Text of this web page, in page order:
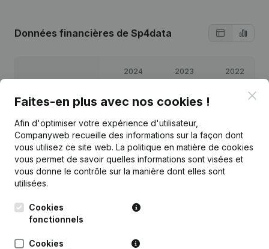
Données financières de Sp4data
2024 2023 2022
Bénéfices/pertes €50 811 €60 452
Capitaux propres € 196 168 145 358 84 906
Marge brute €99 530 €89 890 €93 622
Faites-en plus avec nos cookies !
Afin d'optimiser votre expérience d'utilisateur,
Companyweb recueille des informations sur la façon dont
vous utilisez ce site web. La politique en matière de cookies
vous permet de savoir quelles informations sont visées et
vous donne le contrôle sur la manière dont elles sont
utilisées.
Cookies
fonctionnels
Cookies